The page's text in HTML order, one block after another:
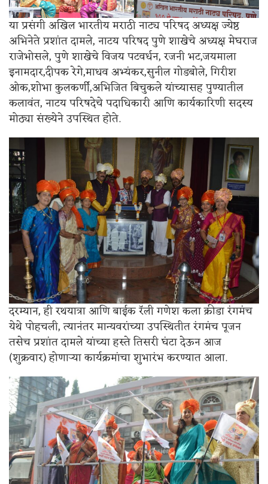
या प्रसंगी अखिल भारतीय मराठी नाट्य परिषद अध्यक्ष ज्येष्ठ
अभिनेते प्रशांत दामले, नाटय परिषद पुणे शाखेचे अध्यक्ष मेघराज
राजेभोसले, पुणे शाखेचे विजय पटवर्धन, रजनी भट,जयमाला
इनामदार,दीपक रेगे,माधव अभ्यंकर,सुनील गोडबोले, गिरीश
ओक,शोभा कुलकर्णी,अभिजित बिचुकले यांच्यासह पुण्यातील
कलावंत, नाटय परिषदेचे पदाधिकारी आणि कार्यकारिणी सदस्य
मोठ्या संख्येने उपस्थित होते.
दरम्यान, ही रथयात्रा आणि बाईक रॅली गणेश कला क्रीडा रंगमंच
येथे पोहचली, त्यानंतर मान्यवरांच्या उपस्थितीत रंगमंच पूजन
तसेच प्रशांत दामले यांच्या हस्ते तिसरी घंटा देऊन आज
(शुक्रवार) होणाऱ्या कार्यक्रमांचा शुभारंभ करण्यात आला.